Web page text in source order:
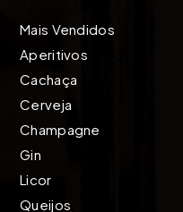
Mais Vendidos
Aperitivos
Cachaça
Cerveja
Champagne
Gin
Licor
Queijos